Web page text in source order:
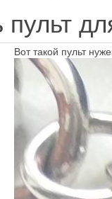
пульт
Вот такой пульт